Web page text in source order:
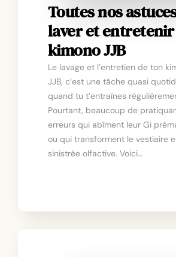
Toutes nos
laver et
kimono JJB
Le lavage et l’entretien de ton
JJB, c’est une tâche quasi
quand tu t’entraînes
Pourtant, beaucoup de
erreurs qui abîment leur Gi
ou qui transforment le vestiaire
sinistrée olfactive. Voici…